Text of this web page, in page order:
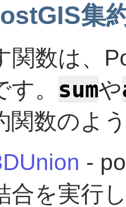
集
関数は、
。 sumや
関数のよ
-
合を実行